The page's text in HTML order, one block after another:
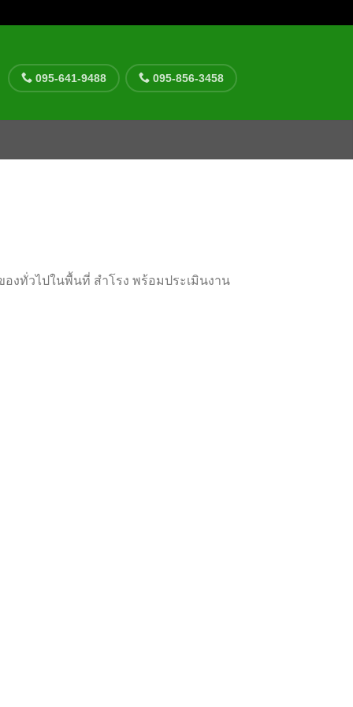
095-641-9488 095-856-3458
งทั่วไปในพื้นที่ สำโรง พร้อมประเมินงาน